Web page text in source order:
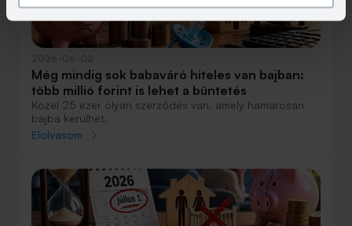
Még mindig sok babaváró hiteles van bajban:
több millió forint is lehet a büntetés
Közel 25 ezer olyan szerződés van, amely hamarosan
bajba kerülhet.
Elolvasom